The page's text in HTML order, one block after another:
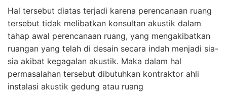
Hal tersebut diatas terjadi karena perencanaan ruang
tersebut tidak melibatkan konsultan akustik dalam
tahap awal perencanaan ruang, yang mengakibatkan
ruangan yang telah di desain secara indah menjadi sia-
sia akibat kegagalan akustik. Maka dalam hal
permasalahan tersebut dibutuhkan kontraktor ahli
instalasi akustik gedung atau ruang